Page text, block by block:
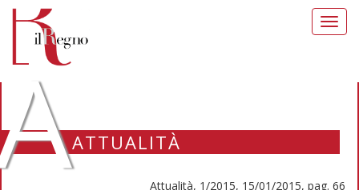
ATTUALITÀ
Attualità, 1/2015, 15/01/2015, pag. 66